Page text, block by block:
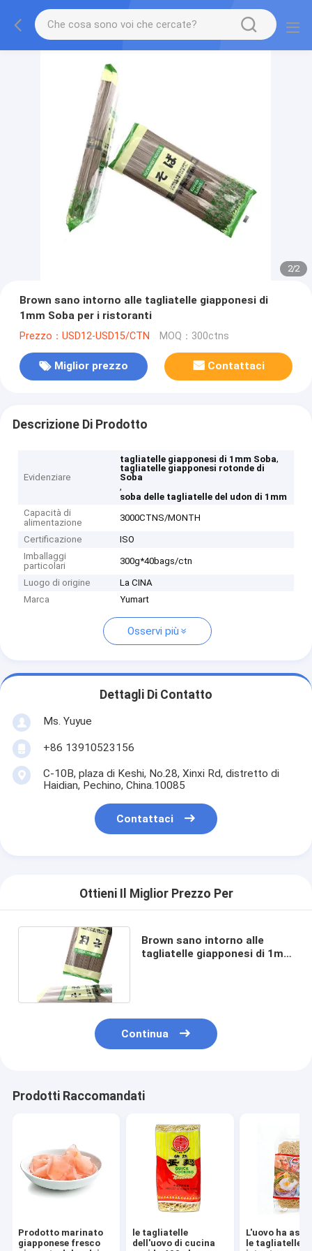
2/2
Brown sano intorno alle tagliatelle giapponesi di
1mm Soba per i ristoranti
Prezzo：USD12-USD15/CTN MOQ：300ctns
Miglior prezzo Contattaci
Descrizione Di Prodotto
Evidenziare
tagliatelle giapponesi di 1mm Soba,
tagliatelle giapponesi rotonde di
Soba
,
soba delle tagliatelle del udon di 1mm
Capacità di
alimentazione
3000CTNS/MONTH
Certificazione
ISO
Imballaggi
particolari
300g*40bags/ctn
Luogo di origine
La CINA
Marca
Yumart
Osservi più
Dettagli Di Contatto
Ms. Yuyue
+86 13910523156
C-10B, plaza di Keshi, No.28, Xinxi Rd, distretto di
Haidian, Pechino, China.10085
Contattaci
Ottieni Il Miglior Prezzo Per
Brown sano intorno alle
tagliatelle giapponesi di 1mm
Continua
Prodotti Raccomandati
Prodotto marinato
giapponese fresco
le tagliatelle
dell'uovo di cucina
L'uovo ha
le tagliatelle